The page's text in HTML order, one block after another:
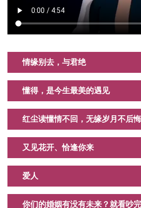
情缘别去，与君绝
懂得，是今生最美的遇见
红尘读懂情不回，无缘岁月不后悔
又见花开、恰逢你来
爱人
你们的婚姻有没有未来？就看吵